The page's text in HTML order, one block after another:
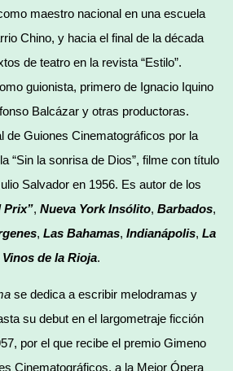
maestro nacional en una escuela
Chino, y hacia el final de la década
de teatro en la revista “Estilo”.
guionista, primero de Ignacio Iquino
Balcázar y otras productoras.
de Guiones Cinematográficos por la
“Sin la sonrisa de Dios”, filme con título
Salvador en 1956. Es autor de los
Prix”, Nueva York Insólito, Barbados,
, Las Bahamas, Indianápolis, La
de la Rioja.
se dedica a escribir melodramas y
su debut en el largometraje ficción
por el que recibe el premio Gimeno
Cinematográficos, a la Mejor Ópera